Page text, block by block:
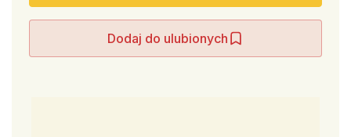
Dodaj do ulubionych